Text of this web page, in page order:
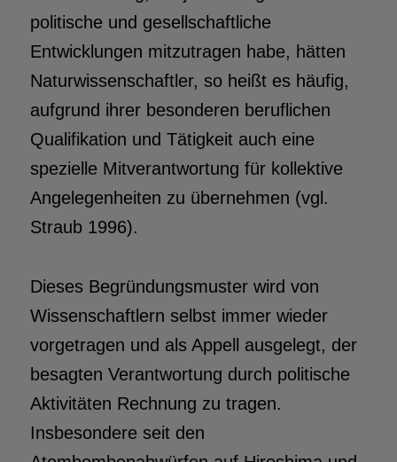
politische und gesellschaftliche
Entwicklungen mitzutragen habe, hätten
Naturwissenschaftler, so heißt es häufig,
aufgrund ihrer besonderen beruflichen
Qualifikation und Tätigkeit auch eine
spezielle Mitverantwortung für kollektive
Angelegenheiten zu übernehmen (vgl.
Straub 1996).
Dieses Begründungsmuster wird von
Wissenschaftlern selbst immer wieder
vorgetragen und als Appell ausgelegt, der
besagten Verantwortung durch politische
Aktivitäten Rechnung zu tragen.
Insbesondere seit den